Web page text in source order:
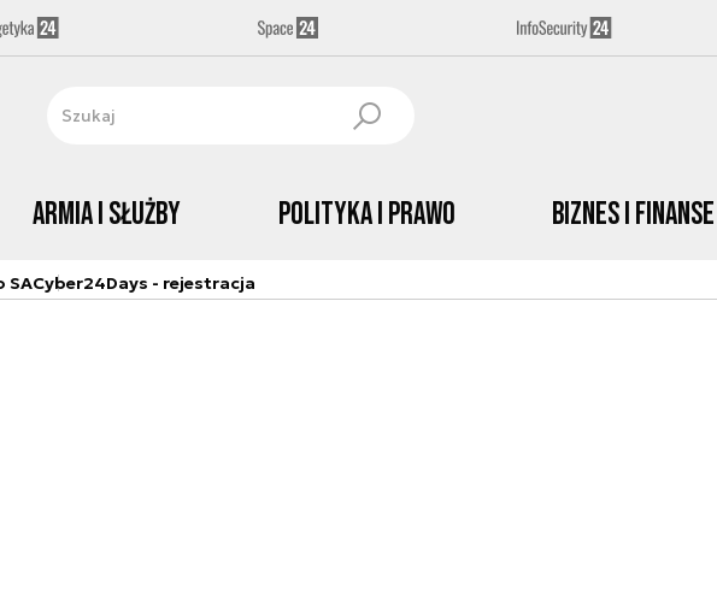
Armia i Służby Polityka i prawo Biznes i Finanse
SACyber24Days - rejestracja